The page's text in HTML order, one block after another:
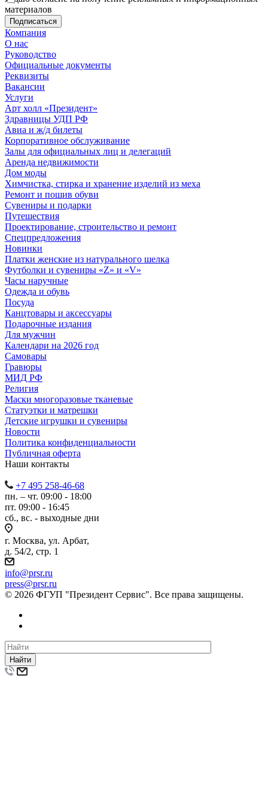
материалов
Компания
О нас
Руководство
Официальные документы
Реквизиты
Вакансии
Услуги
Арт холл «Президент»
Здравницы УДП РФ
Авиа и ж/д билеты
Корпоративное обслуживание
Залы для официальных лиц и делегаций
Аренда недвижимости
Дом моды
Химчистка, стирка и хранение изделий из меха
Ремонт и пошив обуви
Сувениры и подарки
Путешествия
Проектирование, строительство и ремонт
Спецпредложения
Новинки
Платки женские из натурального шелка
Футболки и сувениры «Z» и «V»
Часы наручные
Одежда и обувь
Посуда
Канцтовары и аксессуары
Подарочные издания
Для мужчин
Календари на 2026 год
Самовары
Гравюры
МИД РФ
Религия
Маски многоразовые тканевые
Статуэтки и матрешки
Детские игрушки и сувениры
Новости
Политика конфиденциальности
Публичная оферта
Наши контакты
+7 495 258-46-68
пн. – чт. 09:00 - 18:00
пт. 09:00 - 16:45
сб., вс. - выходные дни
г. Москва, ул. Арбат,
д. 54/2, стр. 1
info@prsr.ru
press@prsr.ru
© 2026 ФГУП "Президент Сервис". Все права защищены.
Найти